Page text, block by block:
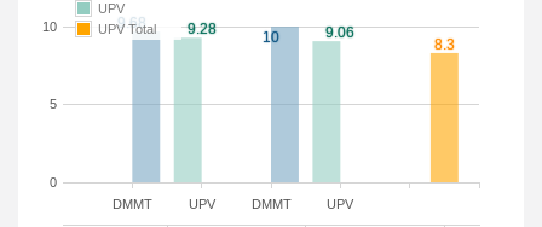
DMMT DMMT
UPV UPV
0
5
10
UPV
UPV Total